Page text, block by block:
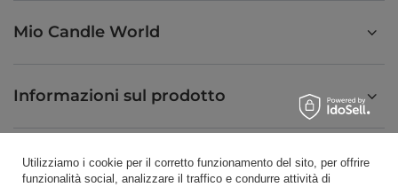
Mio Candle World
Informazioni sul prodotto
Candele profumate
Utilizziamo i cookie per il corretto funzionamento del sito, per offrire
funzionalità social, analizzare il traffico e condurre attività di